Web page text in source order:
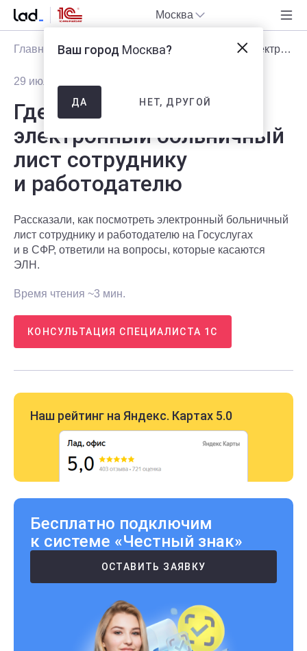
Москва
Главная Блог Статьи Где посмотреть электронный больничный лист сотруднику и работодателю
29 июля 2025
Где посмотреть
электронный больничный
лист сотруднику
и работодателю
Рассказали, как посмотреть электронный больничный
лист сотруднику и работодателю на Госуслугах
и в СФР, ответили на вопросы, которые касаются
ЭЛН.
Время чтения ~3 мин.
КОНСУЛЬТАЦИЯ СПЕЦИАЛИСТА 1С
Наш рейтинг на Яндекс. Картах 5.0
Бесплатно подключим
к системе «Честный знак»
ОСТАВИТЬ ЗАЯВКУ
Ваш город Москва?
ДА НЕТ, ДРУГОЙ